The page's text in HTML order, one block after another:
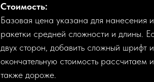
Стоимость:
Базовая цена указана для нанесения
ракетки средней сложности и длины.
двух сторон, добавить сложный шрифт
окончательную стоимость
также дороже.